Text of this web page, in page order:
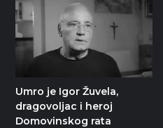
Umro je Igor Žuvela,
dragovoljac i heroj
Domovinskog rata